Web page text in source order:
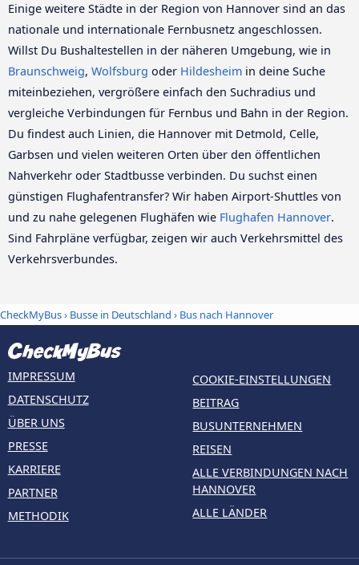
Einige weitere Städte in der Region von Hannover sind an das
nationale und internationale Fernbusnetz angeschlossen.
Willst Du Bushaltestellen in der näheren Umgebung, wie in
Braunschweig, Wolfsburg oder Hildesheim in deine Suche
miteinbeziehen, vergrößere einfach den Suchradius und
vergleiche Verbindungen für Fernbus und Bahn in der Region.
Du findest auch Linien, die Hannover mit Detmold, Celle,
Garbsen und vielen weiteren Orten über den öffentlichen
Nahverkehr oder Stadtbusse verbinden. Du suchst einen
günstigen Flughafentransfer? Wir haben Airport-Shuttles von
und zu nahe gelegenen Flughäfen wie Flughafen Hannover.
Sind Fahrpläne verfügbar, zeigen wir auch Verkehrsmittel des
Verkehrsverbundes.
CheckMyBus› Busse in Deutschland › Bus nach Hannover
IMPRESSUM
DATENSCHUTZ
ÜBER UNS
PRESSE
KARRIERE
PARTNER
METHODIK
COOKIE-EINSTELLUNGEN
BEITRAG
BUSUNTERNEHMEN
REISEN
ALLE VERBINDUNGEN NACH
HANNOVER
ALLE LÄNDER